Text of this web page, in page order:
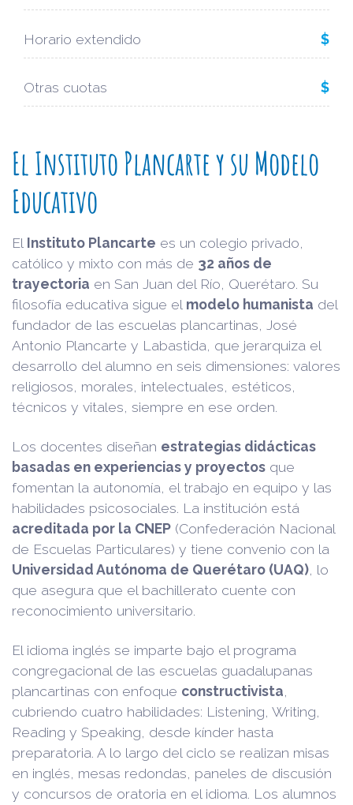
Horario extendido $
Otras cuotas $
El Instituto Plancarte y su Modelo
Educativo
El Instituto Plancarte es un colegio privado,
católico y mixto con más de 32 años de
trayectoria en San Juan del Río, Querétaro. Su
filosofía educativa sigue el modelo humanista del
fundador de las escuelas plancartinas, José
Antonio Plancarte y Labastida, que jerarquiza el
desarrollo del alumno en seis dimensiones: valores
religiosos, morales, intelectuales, estéticos,
técnicos y vitales, siempre en ese orden.
Los docentes diseñan estrategias didácticas
basadas en experiencias y proyectos que
fomentan la autonomía, el trabajo en equipo y las
habilidades psicosociales. La institución está
acreditada por la CNEP (Confederación Nacional
de Escuelas Particulares) y tiene convenio con la
Universidad Autónoma de Querétaro (UAQ) , lo
que asegura que el bachillerato cuente con
reconocimiento universitario.
El idioma inglés se imparte bajo el programa
congregacional de las escuelas guadalupanas
plancartinas con enfoque constructivista
cubriendo cuatro habilidades: Listening, Writing,
Reading y Speaking, desde kínder hasta
preparatoria. A lo largo del ciclo se realizan misas
en inglés, mesas redondas, paneles de discusión
y concursos de oratoria en el idioma. Los alumnos